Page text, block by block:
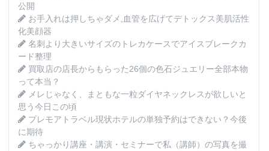
公開
お手入れは押しちゃダメ,血管を広げてデトックス美肌活性
化美顔器
名刺より大きいサイズのトレカケースでアイスブレークカ
ード整理
買取店の店長からもらった26個の色石ジュエリー全部本物
って本当？
メレじゃなく、まともな一粒ダイヤネックレスが欲しいと
思う今日この頃
プレモアトラベル現状ホテルの単独予約はできない？今後
に期待
ちゃっかり講座・講演・セミナーで私（講師）の写真を撮